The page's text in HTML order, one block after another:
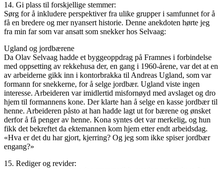
14. Gi plass til forskjellige stemmer:
Sørg for å inkludere perspektiver fra ulike grupper i samfunnet for å
få en bredere og mer nyansert historie. Denne anekdoten hørte jeg
fra min far som var ansatt som snekker hos Selvaag:
Ugland og jordbærene
Da Olav Selvaag hadde et byggeoppdrag på Framnes i forbindelse
med oppsetting av rekkehusa der, en gang i 1960-årene, var det at en
av arbeiderne gikk inn i kontorbrakka til Andreas Ugland, som var
formann for snekkerne, for å selge jordbær. Ugland viste ingen
interesse. Arbeideren var imidlertid misfornøyd med avslaget og dro
hjem til formannens kone. Der klarte han å selge en kasse jordbær til
henne. Arbeideren påsto at han hadde lagt ut for bærene og ønsket
derfor å få penger av henne. Kona syntes det var merkelig, og hun
fikk det bekreftet da ektemannen kom hjem etter endt arbeidsdag.
«Hva er det du har gjort, kjerring? Og jeg som ikke spiser jordbær
engang?»
15. Rediger og revider: